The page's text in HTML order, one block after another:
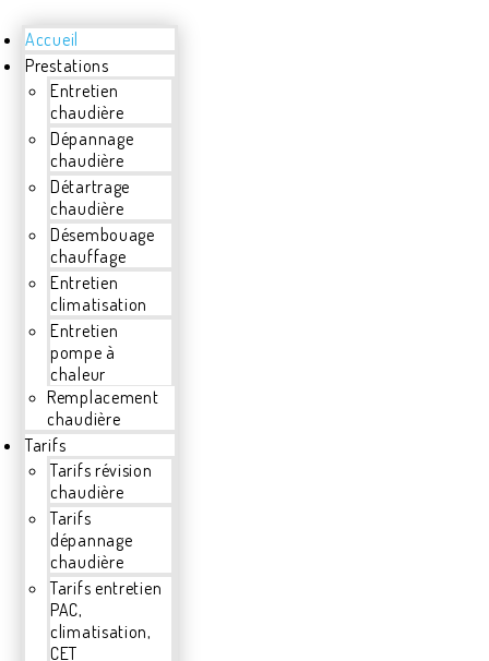
Accueil
Prestations
Entretien
chaudière
Dépannage
chaudière
Détartrage
chaudière
Désembouage
chauffage
Entretien
climatisation
Entretien
pompe à
chaleur
Remplacement
chaudière
Tarifs
Tarifs révision
chaudière
Tarifs
dépannage
chaudière
Tarifs entretien
PAC,
climatisation,
CET